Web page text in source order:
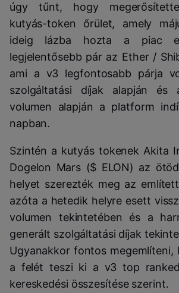
úgy tűnt, hogy
kutyás-token őrület, amely
ideig lázba hozta a piac
legjelentősebb pár az Ether /
ami a v3 legfontosabb párja
szolgáltatási díjak alapján és
volumen alapján a platform
napban.
Szintén a kutyás tokenek Akita
Dogelon Mars ($ ELON) az
helyet szerezték meg az
azóta a hetedik helyre esett
volumen tekintetében és a
generált szolgáltatási díjak
Ugyanakkor fontos megemlíteni,
a felét teszi ki a v3 top
kereskedési összesítése szerint.